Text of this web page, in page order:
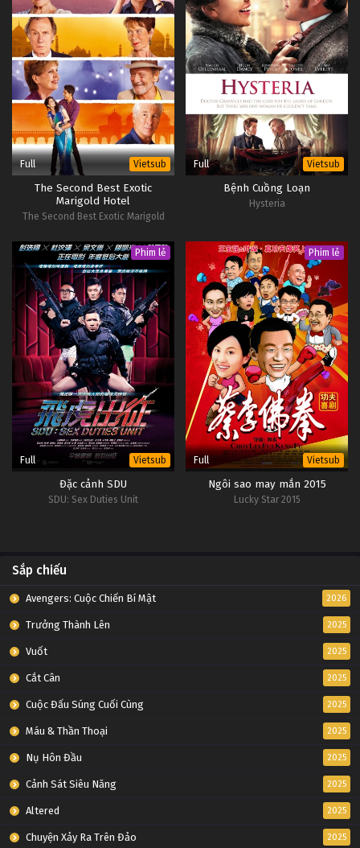
Full Vietsub
The Second Best Exotic
Marigold Hotel
The Second Best Exotic Marigold
Full Vietsub
Bệnh Cuồng Loạn
Hysteria
Phim lẻ
Full Vietsub
Đặc cảnh SDU
SDU: Sex Duties Unit
Phim lẻ
Full Vietsub
Ngôi sao may mắn 2015
Lucky Star 2015
Sắp chiếu
Avengers: Cuộc Chiến Bí Mật 2026
Trưởng Thành Lên 2025
Vuốt 2025
Cắt Cân 2025
Cuộc Đấu Súng Cuối Cùng 2025
Máu & Thần Thoại 2025
Nụ Hôn Đầu 2025
Cảnh Sát Siêu Năng 2025
Altered 2025
Chuyện Xảy Ra Trên Đảo 2025